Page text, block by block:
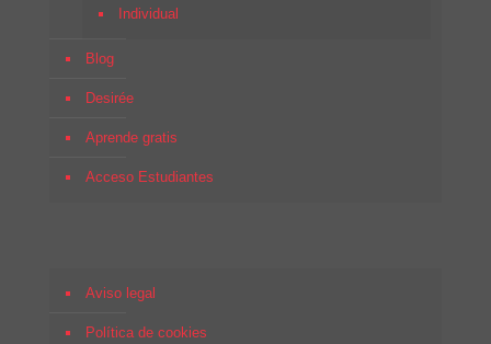
Individual
Blog
Desirée
Aprende gratis
Acceso Estudiantes
Aviso legal
Política de cookies